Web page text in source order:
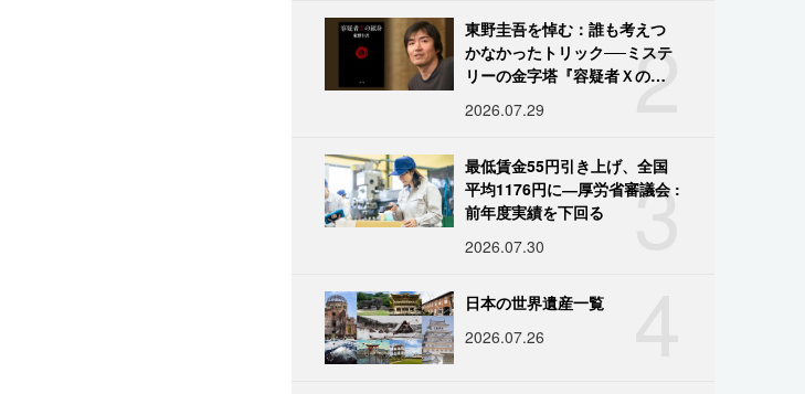
2
東野圭吾を悼む：誰も考えつ
かなかったトリック──ミステ
リーの金字塔『容疑者Ｘの献
2026.07.29
3
最低賃金55円引き上げ、全国
平均1176円に―厚労省審議会 :
前年度実績を下回る
2026.07.30
日本の世界遺産一覧
2026.07.26